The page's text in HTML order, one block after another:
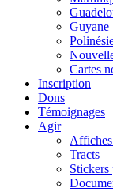
Guyane
Cartes
Inscription
Dons
Témoignages
Agir
Affiches
Tracts
Stickers